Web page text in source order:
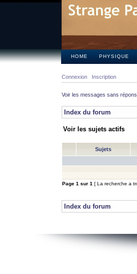
HOME PHYSIQUE
Connexion Inscription
Voir les messages sans
Index du forum
Voir les sujets actifs
Sujets
Page 1 sur 1 [ La recherche a
Index du forum